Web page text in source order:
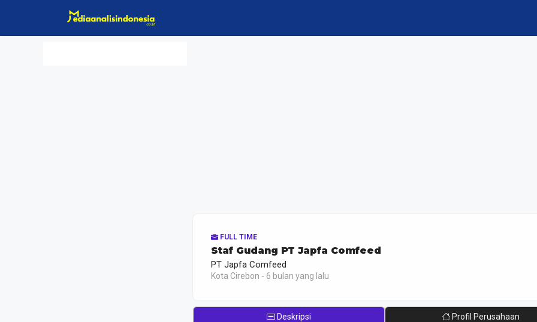
FULL TIME
Staf Gudang PT Japfa Comfeed
PT Japfa Comfeed
Kota Cirebon - 6 bulan yang lalu
Deskripsi Profil Perusahaan